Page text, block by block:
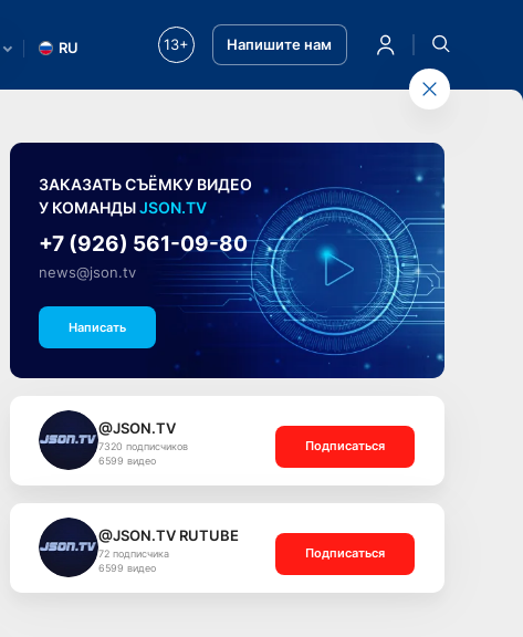
RU 13+ Напишите нам
ЗАКАЗАТЬ СЪЁМКУ ВИДЕО
У КОМАНДЫJSON.TV
+7 (926) 561-09-80
news@json.tv
Написать
@JSON.TV
7320 подписчиков
6599 видео
Подписаться
@JSON.TV RUTUBE
72 подписчика
6599 видео
Подписаться